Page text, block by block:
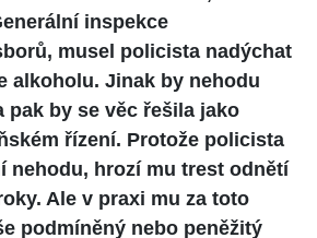
inspekce
musel policista nadýchat
alkoholu. Jinak by nehodu
pak by se věc řešila jako
řízení. Protože policista
nehodu, hrozí mu trest odnětí
Ale v praxi mu za toto
podmíněný nebo peněžitý